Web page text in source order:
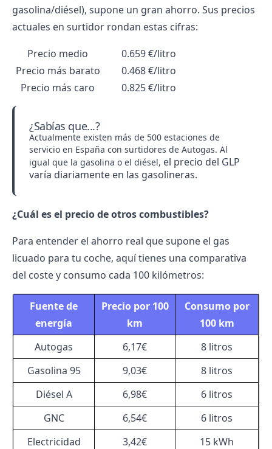
gasolina/diésel), supone un gran ahorro. Sus precios
actuales en surtidor rondan estas cifras:
Precio medio
0.659 €/litro
Precio más barato
0.468 €/litro
Precio más caro
0.825 €/litro
¿Sabías que...?
Actualmente existen más de 500 estaciones de
servicio en España con surtidores de Autogas. Al
igual que la gasolina o el diésel, el precio del GLP
varía diariamente en las gasolineras.
¿Cuál es el precio de otros combustibles?
Para entender el ahorro real que supone el gas
licuado para tu coche, aquí tienes una comparativa
del coste y consumo cada 100 kilómetros:
Fuente de
energía
Precio por 100
km
Consumo por
100 km
Autogas
6,17€
8 litros
Gasolina 95
9,03€
8 litros
Diésel A
6,98€
6 litros
GNC
6,54€
6 litros
Electricidad
3,42€ 15 kWh